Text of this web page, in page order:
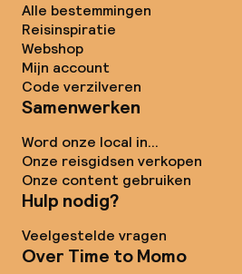
Alle bestemmingen
Reisinspiratie
Webshop
Mijn account
Code verzilveren
Samenwerken
Word onze local in...
Onze reisgidsen verkopen
Onze content gebruiken
Hulp nodig?
Veelgestelde vragen
Over Time to Momo